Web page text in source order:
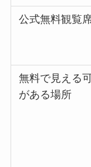
公式無料観覧
無料で見える
がある場所